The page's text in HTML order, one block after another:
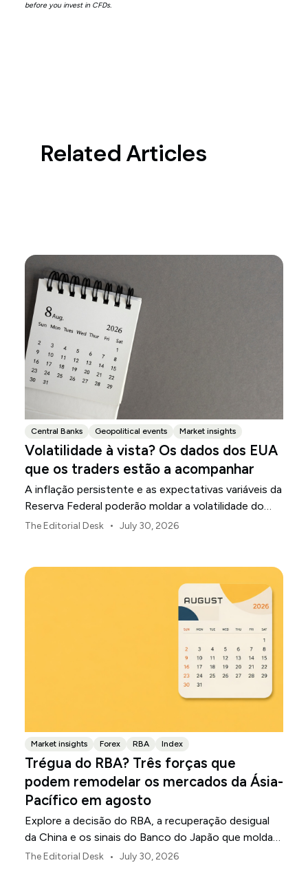
before you invest in CFDs.
Related Articles
Central Banks Geopolitical events Market insights
Volatilidade à vista? Os dados dos EUA
que os traders estão a acompanhar
A inflação persistente e as expectativas variáveis da
Reserva Federal poderão moldar a volatilidade do
mercado dos EUA ao longo de agosto.
The Editorial Desk • July 30, 2026
Market insights Forex RBA Index
Trégua do RBA? Três forças que
podem remodelar os mercados da Ásia-
Pacífico em agosto
Explore a decisão do RBA, a recuperação desigual
da China e os sinais do Banco do Japão que moldam
os mercados, as moedas e o risco regional da Ásia-
The Editorial Desk • July 30, 2026